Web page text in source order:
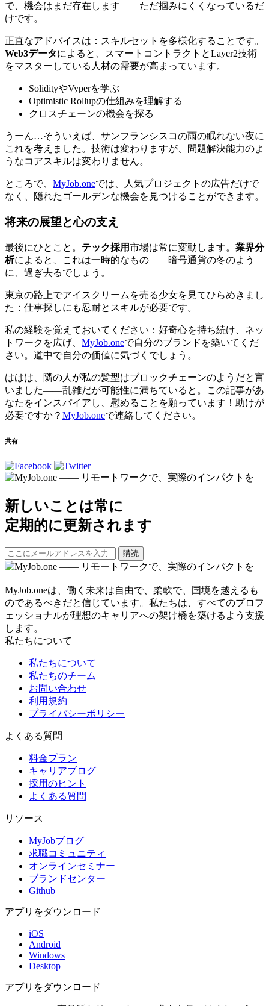
で、機会はまだ存在します——ただ掴みにくくなっているだ
けです。
正直なアドバイスは：スキルセットを多様化することです。
Web3データによると、スマートコントラクトとLayer2技術
をマスターしている人材の需要が高まっています。
SolidityやVyperを学ぶ
Optimistic Rollupの仕組みを理解する
クロスチェーンの機会を探る
うーん…そういえば、サンフランシスコの雨の眠れない夜に
これを考えました。技術は変わりますが、問題解決能力のよ
うなコアスキルは変わりません。
ところで、 MyJob.oneでは、人気プロジェクトの広告だけで
なく、隠れたゴールデンな機会を見つけることができます。
将来の展望と心の支え
最後にひとこと。 テック採用市場は常に変動します。 業界分
析によると、これは一時的なもの——暗号通貨の冬のよう
に、過ぎ去るでしょう。
東京の路上でアイスクリームを売る少女を見てひらめきまし
た：仕事探しにも忍耐とスキルが必要です。
私の経験を覚えておいてください：好奇心を持ち続け、ネッ
トワークを広げ、 MyJob.oneで自分のブランドを築いてくだ
さい。道中で自分の価値に気づくでしょう。
ははは、隣の人が私の髪型はブロックチェーンのようだと言
いました——乱雑だが可能性に満ちていると。この記事があ
なたをインスパイアし、慰めることを願っています！助けが
必要ですか？ MyJob.oneで連絡してください。
共有
新しいことは常に
定期的に更新されます
購読
MyJob.oneは、働く未来は自由で、柔軟で、国境を越えるも
のであるべきだと信じています。私たちは、すべてのプロフ
ェッショナルが理想のキャリアへの架け橋を築けるよう支援
します。
私たちについて
私たちについて
私たちのチーム
お問い合わせ
利用規約
プライバシーポリシー
よくある質問
料金プラン
キャリアブログ
採用のヒント
よくある質問
リソース
MyJobブログ
求職コミュニティ
オンラインセミナー
ブランドセンター
Github
アプリをダウンロード
iOS
Android
Windows
Desktop
アプリをダウンロード